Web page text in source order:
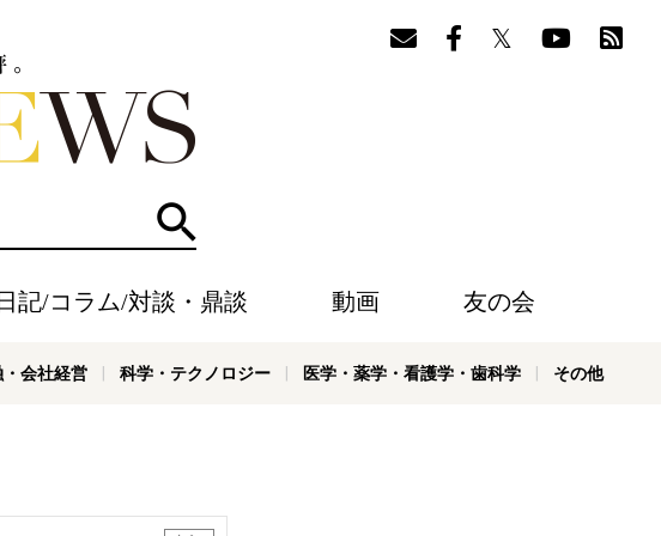
検索
記/コラム/対談・鼎談 動画 友の会
会社経営 科学・テクノロジー 医学・薬学・看護学・歯科学 その他